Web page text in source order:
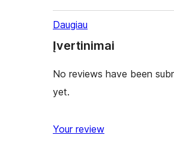
Daugiau
Įvertinimai
No reviews have been
yet.
Your review